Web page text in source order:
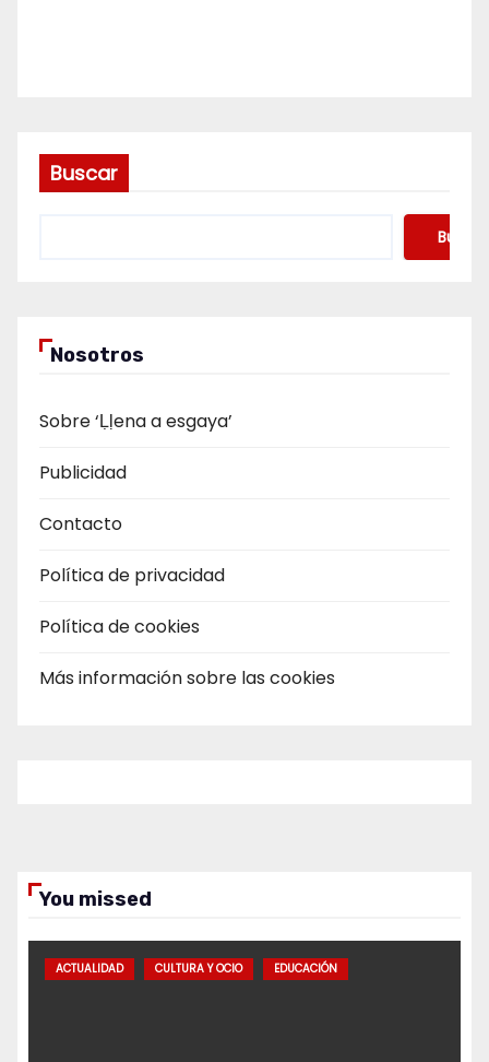
Buscar
Buscar
Nosotros
Sobre ‘Ḷḷena a esgaya’
Publicidad
Contacto
Política de privacidad
Política de cookies
Más información sobre las cookies
You missed
ACTUALIDAD CULTURA Y OCIO EDUCACIÓN